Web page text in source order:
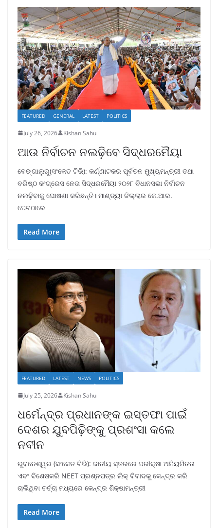
FEATURED GENERAL LATEST POLITICS
July 26, 2026 Kishan Sahu
ଆଉ ନିର୍ବାଚନ ନଲଢ଼ିବେ ସିଦ୍ଧରମୈୟା
ବେଙ୍ଗାଲୁରୁ(ସଂକେତ ଟିଭି): କର୍ଣ୍ଣାଟକର ପୂର୍ବତନ ମୁଖ୍ୟମନ୍ତ୍ରୀ ତଥା
ବରିଷ୍ଠ କଂଗ୍ରେସ ନେତା ସିଦ୍ଧରମୈୟା ୨୦୨୮ ବିଧାନସଭା ନିର୍ବାଚନ
ନଲଢ଼ିବାକୁ ଘୋଷଣା କରିଛନ୍ତି। ମାଣ୍ଡ୍ୟା ଜିଲ୍ଲାର କେ.ଆର.
ପେଟଠାରେ
Read More
FEATURED LATEST NEWS POLITICS
July 25, 2026 Kishan Sahu
ଧର୍ମେନ୍ଦ୍ର ପ୍ରଧାନଙ୍କ ଇସ୍ତଫା ପାଇଁ
ଦେଶର ଯୁବପିଢ଼ିଙ୍କୁ ପ୍ରଶଂସା କଲେ
ନବୀନ
ଭୁବନେଶ୍ୱର (ସଂକେତ ଟିଭି): ଜାତୀୟ ସ୍ତରରେ ପରୀକ୍ଷା ଅନିୟମିତତା
ଏବଂ ବିଶେଷକରି NEET ପ୍ରଶ୍ନପତ୍ର ଲିକ୍ ବିବାଦକୁ କେନ୍ଦ୍ର କରି
ଚାଲିଥିବା ଚର୍ଚ୍ଚା ମଧ୍ୟରେ କେନ୍ଦ୍ର ଶିକ୍ଷାମନ୍ତ୍ରୀ
Read More